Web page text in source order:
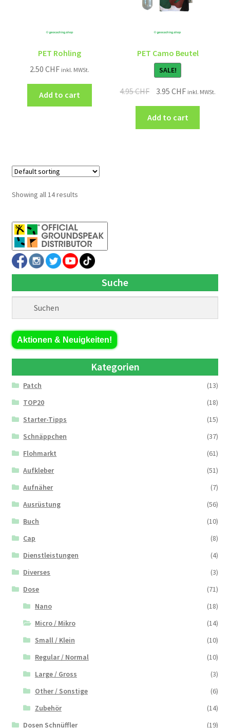
PET Rohling
2.50CHF inkl. MWSt.
Add to cart
PET Camo Beutel
SALE!
4.95CHF 3.95CHF inkl. MWSt.
Add to cart
Showing all 14 results
Suche
Aktionen & Neuigkeiten!
Kategorien
Patch
(13)
TOP20
(18)
Starter-Tipps
(15)
Schnäppchen
(37)
Flohmarkt
(61)
Aufkleber
(51)
Aufnäher
(7)
Ausrüstung
(56)
Buch
(10)
Cap
(8)
Dienstleistungen
(4)
Diverses
(3)
Dose
(71)
Nano
(18)
Micro / Mikro
(14)
Small / Klein
(10)
Regular / Normal
(10)
Large / Gross
(3)
Other / Sonstige
(6)
Zubehör
(14)
Dosen Schnüffler
(19)